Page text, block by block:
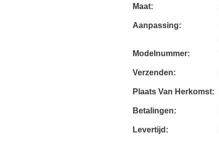
Maat:
Aanpassing:
Modelnummer:
Verzenden:
Plaats Van Herkomst:
Betalingen:
Levertijd: